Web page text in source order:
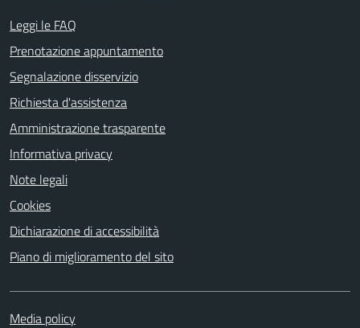
Leggi le FAQ
Prenotazione appuntamento
Segnalazione disservizio
Richiesta d'assistenza
Amministrazione trasparente
Informativa privacy
Note legali
Cookies
Dichiarazione di accessibilità
Piano di miglioramento del sito
Media policy